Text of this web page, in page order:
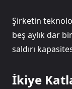
Şirketin
beş aylık dar
saldırı
İkiye